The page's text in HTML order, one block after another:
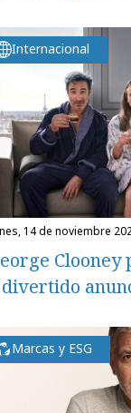
Internacional
14 de noviembre
Marcas y ESG